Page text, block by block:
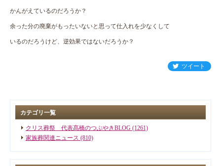
かんがえているのだろうか？
余った分の廃棄がもったいないと思って仕入れを少なくして
いるのだろうけど、逆効果ではないだろうか？
ツイート
カテゴリ一覧
クリス葬祭 代表髙橋のつぶやきBLOG (1261)
家族葬関連ニュース (810)